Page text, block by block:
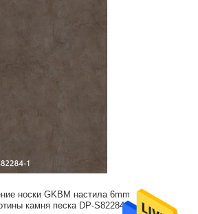
носки GKBM настила 6mm
камня песка DP-S82284